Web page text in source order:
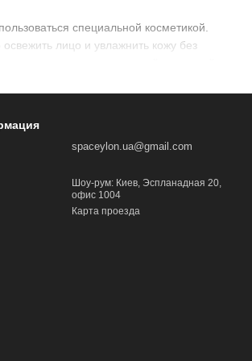
специальной косметикой.
лицо и увлажнить кожу без
косметике эффект влажности и
с распылителем невероятно
spaceylon.ua@gmail.com
Шоу-рум: Киев, Эспланадная 20,
офис 1004
Карта проезда